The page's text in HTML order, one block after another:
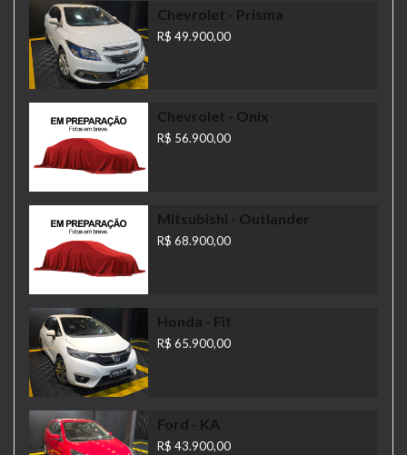
Chevrolet - Prisma
R$ 49.900,00
Chevrolet - Onix
R$ 56.900,00
Mitsubishi - Outlander
R$ 68.900,00
Honda - Fit
R$ 65.900,00
Ford - KA
R$ 43.900,00